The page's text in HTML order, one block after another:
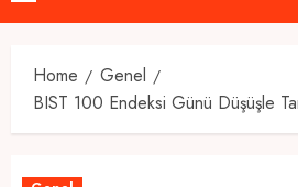
Menu
Home
Genel
BIST 100 Endeksi Günü Düşüşle